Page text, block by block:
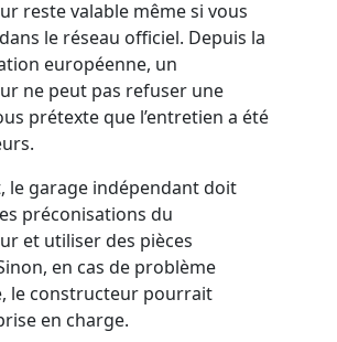
reste valable même si vous
dans le réseau officiel. Depuis la
européenne, un
ne peut pas refuser une
prétexte que l’entretien a été
le garage indépendant doit
préconisations du
et utiliser des pièces
en cas de problème
le constructeur pourrait
en charge.